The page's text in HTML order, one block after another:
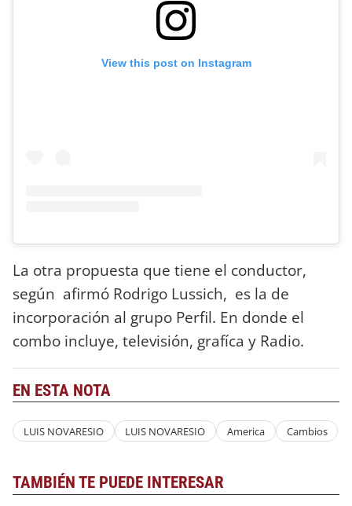
View this post on Instagram
La otra propuesta que tiene el conductor,
según afirmó Rodrigo Lussich, es la de
incorporación al grupo Perfil. En donde el
combo incluye, televisión, grafíca y Radio.
EN ESTA NOTA
LUIS NOVARESIO LUIS NOVARESIO America Cambios
TAMBIÉN TE PUEDE INTERESAR